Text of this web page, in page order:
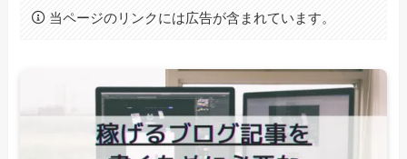
当ページのリンクには広告が含まれています。